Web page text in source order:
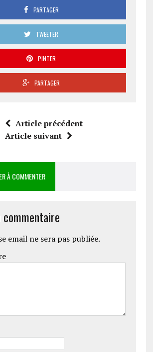
PARTAGER
TWEETER
PINTER
PARTAGER
Article précédent
Article suivant
À COMMENTER
commentaire
email ne sera pas publiée.